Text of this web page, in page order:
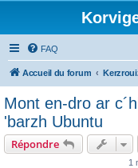
FAQ
Accueil du forum
Mont en-dro ar
'barzh Ubuntu
Répondre
1